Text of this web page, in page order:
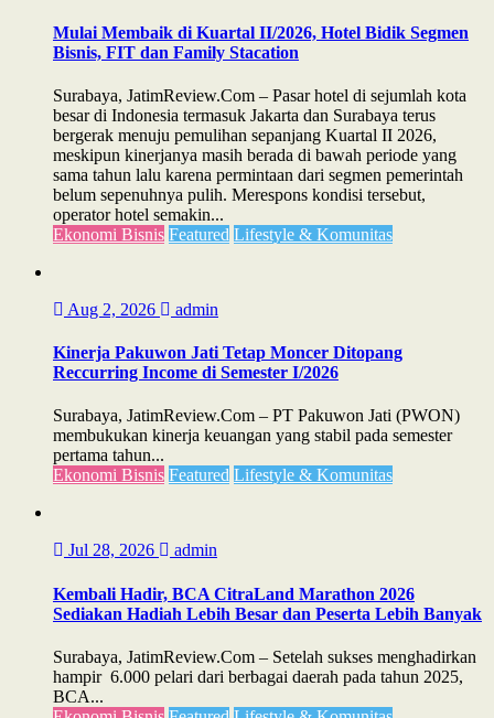
Mulai Membaik di Kuartal II/2026, Hotel Bidik Segmen
Bisnis, FIT dan Family Stacation
Surabaya, JatimReview.Com – Pasar hotel di sejumlah kota
besar di Indonesia termasuk Jakarta dan Surabaya terus
bergerak menuju pemulihan sepanjang Kuartal II 2026,
meskipun kinerjanya masih berada di bawah periode yang
sama tahun lalu karena permintaan dari segmen pemerintah
belum sepenuhnya pulih. Merespons kondisi tersebut,
operator hotel semakin...
Ekonomi Bisnis Featured Lifestyle & Komunitas
Aug 2, 2026 admin
Kinerja Pakuwon Jati Tetap Moncer Ditopang
Reccurring Income di Semester I/2026
Surabaya, JatimReview.Com – PT Pakuwon Jati (PWON)
membukukan kinerja keuangan yang stabil pada semester
pertama tahun...
Ekonomi Bisnis Featured Lifestyle & Komunitas
Jul 28, 2026 admin
Kembali Hadir, BCA CitraLand Marathon 2026
Sediakan Hadiah Lebih Besar dan Peserta Lebih Banyak
Surabaya, JatimReview.Com – Setelah sukses menghadirkan
hampir 6.000 pelari dari berbagai daerah pada tahun 2025,
BCA...